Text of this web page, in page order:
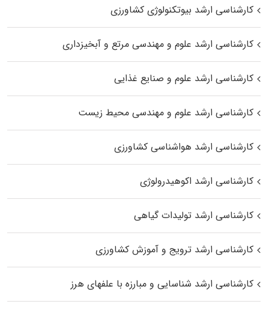
کارشناسی ارشد بیوتکنولوژی کشاورزی
کارشناسی ارشد علوم و مهندسی مرتع و آبخیزداری
کارشناسی ارشد علوم و صنایع غذایی
کارشناسی ارشد علوم و مهندسی محیط زیست
کارشناسی ارشد هواشناسی کشاورزی
کارشناسی ارشد اکوهیدرولوژی
کارشناسی ارشد تولیدات گیاهی
کارشناسی ارشد ترویج و آموزش کشاورزی
کارشناسی ارشد شناسایی و مبارزه با علفهای هرز